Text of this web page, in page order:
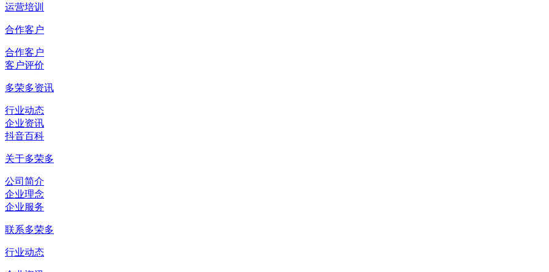
运营培训
合作客户
合作客户
客户评价
多荣多资讯
行业动态
企业资讯
抖音百科
关于多荣多
公司简介
企业理念
企业服务
联系多荣多
行业动态